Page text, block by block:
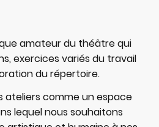
amateur du théâtre qui
exercices variés du travail
du répertoire.
ateliers comme un espace
lequel nous souhaitons